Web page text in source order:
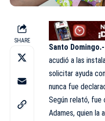
SHARE
Santo Domingo.-
acudió a las
solicitar ayuda
nunca fue
Según relató, fue
Adames, quien la